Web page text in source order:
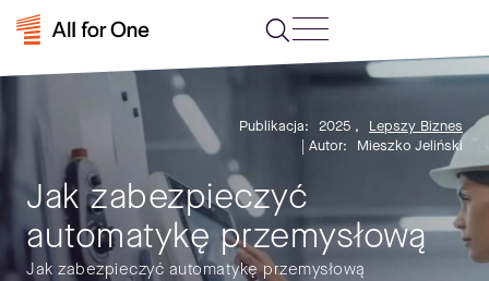
Publikacja: 2025 ,
Lepszy Biznes
| Autor:
Mieszko Jeliński
Jak zabezpieczyć
automatykę przemysłową
Jak zabezpieczyć automatykę przemysłową